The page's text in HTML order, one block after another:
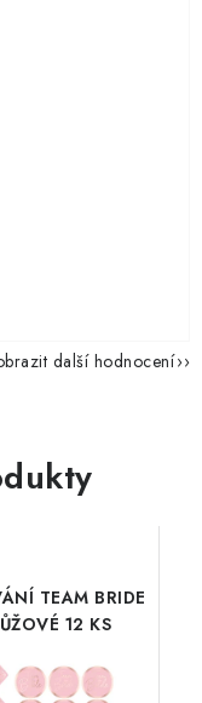
další hodnocení
TEAM BRIDE
12 KS